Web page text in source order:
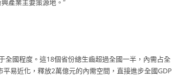
產業主要策源地。”
國程度。這18個省份總生齒超過全國一半，內需占全
易近化，釋放2萬億元的內需空間，直接進步全國GDP